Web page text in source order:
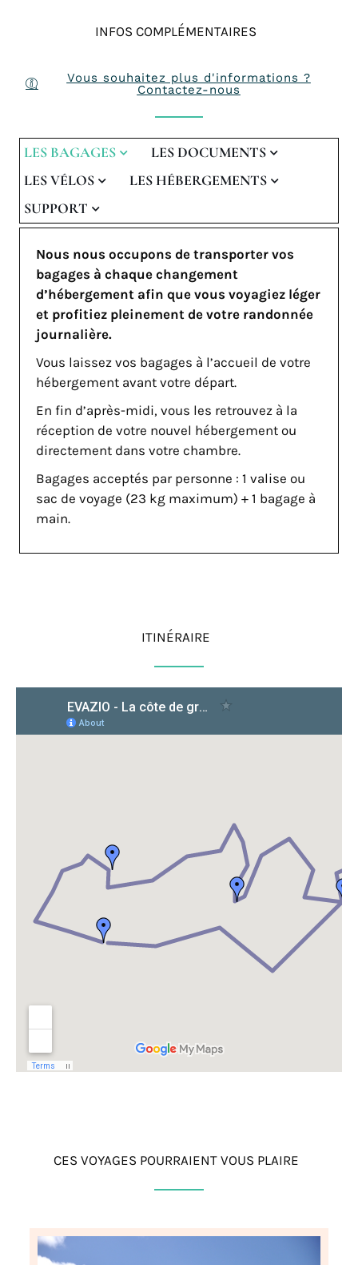
INFOS COMPLÉMENTAIRES
Vous souhaitez plus d'informations ?
Contactez-nous
LES BAGAGES
LES DOCUMENTS
LES VÉLOS
LES HÉBERGEMENTS
SUPPORT
Nous nous occupons de transporter vos
bagages à chaque changement
d’hébergement afin que vous voyagiez léger
et profitiez pleinement de votre randonnée
journalière.
Vous laissez vos bagages à l’accueil de votre
hébergement avant votre départ.
En fin d’après-midi, vous les retrouvez à la
réception de votre nouvel hébergement ou
directement dans votre chambre.
Bagages acceptés par personne : 1 valise ou
sac de voyage (23 kg maximum) + 1 bagage à
main.
ITINÉRAIRE
CES VOYAGES POURRAIENT VOUS PLAIRE